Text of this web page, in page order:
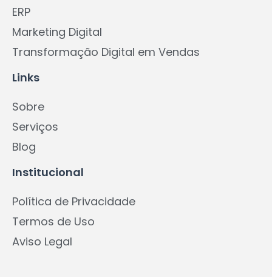
ERP
Marketing Digital
Transformação Digital em Vendas
Links
Sobre
Serviços
Blog
Institucional
Política de Privacidade
Termos de Uso
Aviso Legal